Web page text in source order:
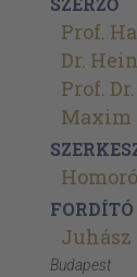
Prof.
Dr.
Prof.
Maxim
FORDÍTÓ
Budapest